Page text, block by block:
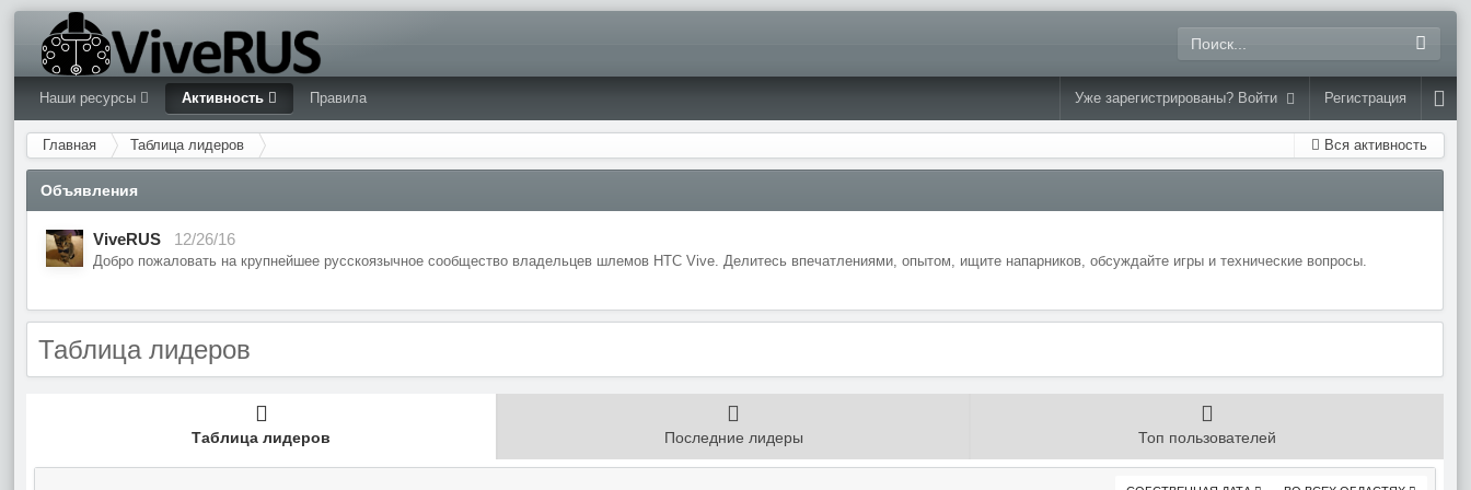
Наши ресурсы Активность Правила Уже зарегистрированы? Войти Регистрация
Вся активность
Главная Таблица лидеров
Объявления
ViveRUS 12/26/16
Добро пожаловать на крупнейшее русскоязычное сообщество владельцев шлемов HTC Vive. Делитесь впечатлениями, опытом, ищите напарников, обсуждайте игры и технические вопросы.
Таблица лидеров
Таблица лидеров Последние лидеры Топ пользователей